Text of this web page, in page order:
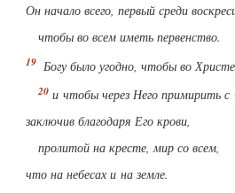
Он начало всего, первый среди
чтобы во всем иметь первенство.
Богубыло угодно, чтобы во
и чтобы через Него примирить с
заключив благодаря Его крови,
пролитой на кресте, мир со всем,
что на небесах и на земле.